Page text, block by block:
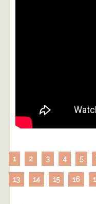
1 2 3 4 5
13 14 15 16